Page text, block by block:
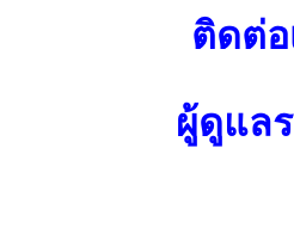
ติดต่อ
ผู้ดูแล